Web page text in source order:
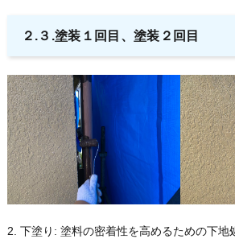
２.３.塗装１回目、塗装２回目
2. 下塗り: 塗料の密着性を高めるための下地